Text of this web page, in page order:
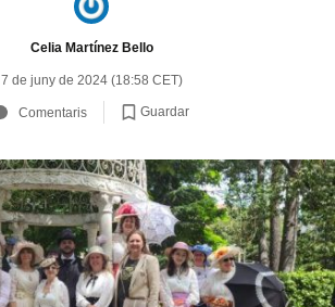
Celia Martínez Bello
7 de juny de 2024 (18:58 CET)
Comentaris Guardar